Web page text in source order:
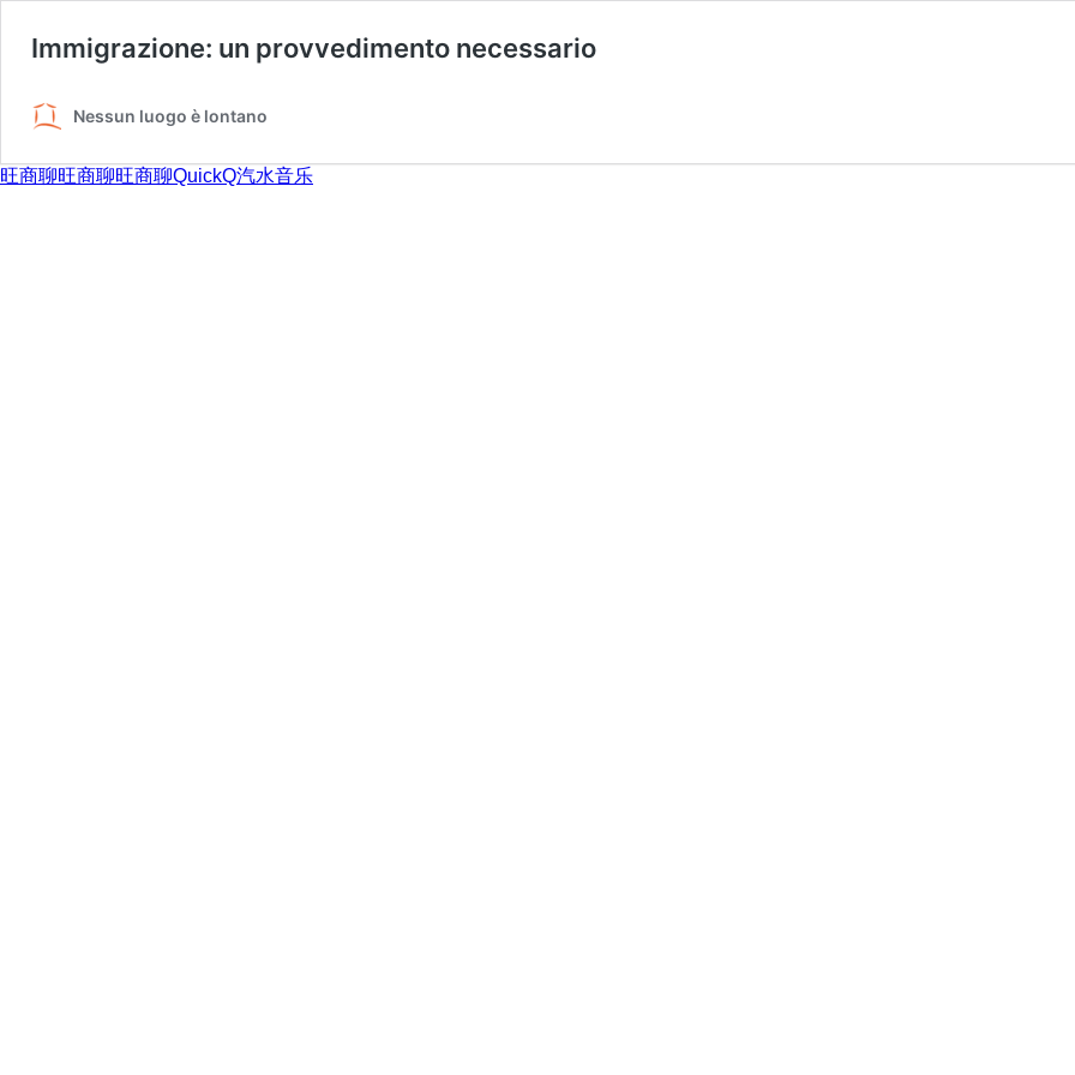
Immigrazione: un provvedimento necessario
Nessun luogo è lontano
旺商聊旺商聊旺商聊QuickQ汽水音乐